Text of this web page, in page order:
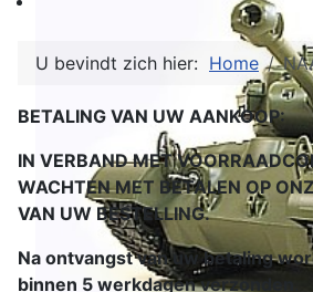
U bevindt zich hier: Home
BETALING VAN UW AANKOOP:
IN VERBAND MET
WACHTEN MET BETALEN OP
VAN UW BESTELLING.
Na ontvangst van uw betaling
binnen 5 werkdagen verzonden